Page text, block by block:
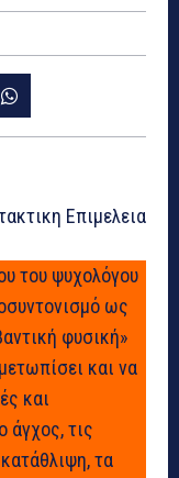
Επιμελεια
του ψυχολόγου
ως
φυσική»
και να
και
άγχος, τις
τα